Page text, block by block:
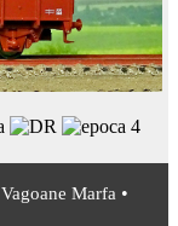
Vagoane Marfa •